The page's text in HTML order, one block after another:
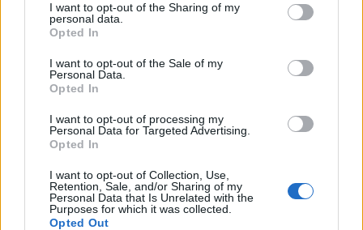
I want to opt-out of the Sharing of my
personal data.
Opted In
I want to opt-out of the Sale of my
Personal Data.
Opted In
I want to opt-out of processing my
Personal Data for Targeted Advertising.
Opted In
I want to opt-out of Collection, Use,
Retention, Sale, and/or Sharing of my
Personal Data that Is Unrelated with the
Purposes for which it was collected.
Opted Out